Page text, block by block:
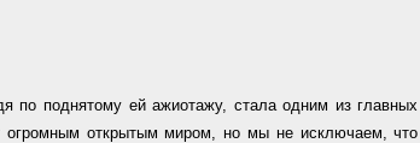
по поднятому ей ажиотажу, стала одним из главных
огромным открытым миром, но мы не исключаем, что